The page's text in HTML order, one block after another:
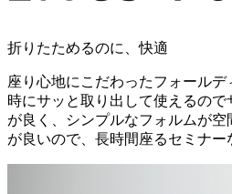
折りたためるのに、快適
座り心地にこだわったフォール
時にサッと取り出して使えるの
が良く、シンプルなフォルムが
が良いので、長時間座るセミナー